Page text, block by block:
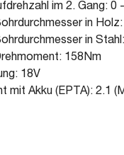
im 2. Gang: 0
in
in
158Nm
18V
mit Akku (EPTA): 2.1